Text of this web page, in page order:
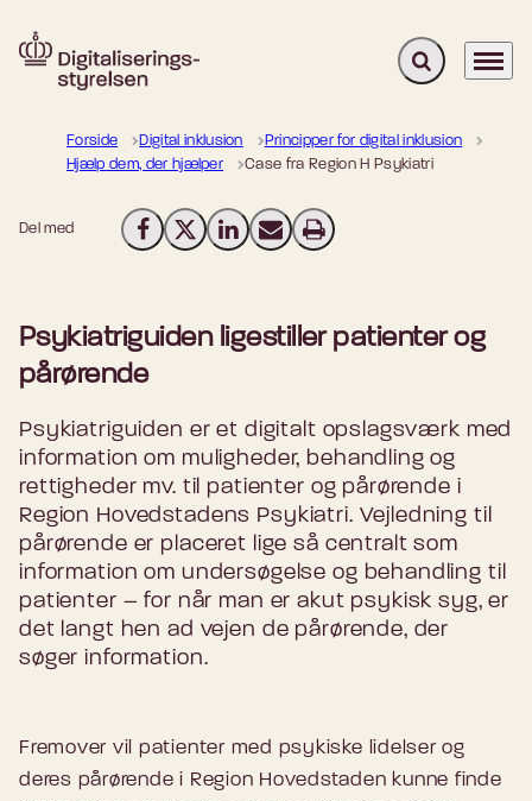
Gå til forsiden Fold søgefelt
Menu
Forside Digital inklusion
Principper for digital inklusion
Hjælp dem, der hjælper
Case fra Region H Psykiatri
Del med Del på Facebook
Del på X (Twitter)
Del på LinkedIn
Send email
Print
Psykiatriguiden ligestiller patienter og
pårørende
Psykiatriguiden er et digitalt opslagsværk med
information om muligheder, behandling og
rettigheder mv. til patienter og pårørende i
Region Hovedstadens Psykiatri. Vejledning til
pårørende er placeret lige så centralt som
information om undersøgelse og behandling til
patienter – for når man er akut psykisk syg, er
det langt hen ad vejen de pårørende, der
søger information.
Fremover vil patienter med psykiske lidelser og
deres pårørende i Region Hovedstaden kunne finde